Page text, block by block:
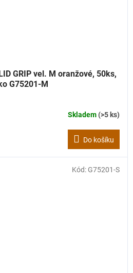
GRIP vel. M oranžové, 50ks,
G75201-M
Skladem(>5 ks)
Do košíku
Kód: G75201-S